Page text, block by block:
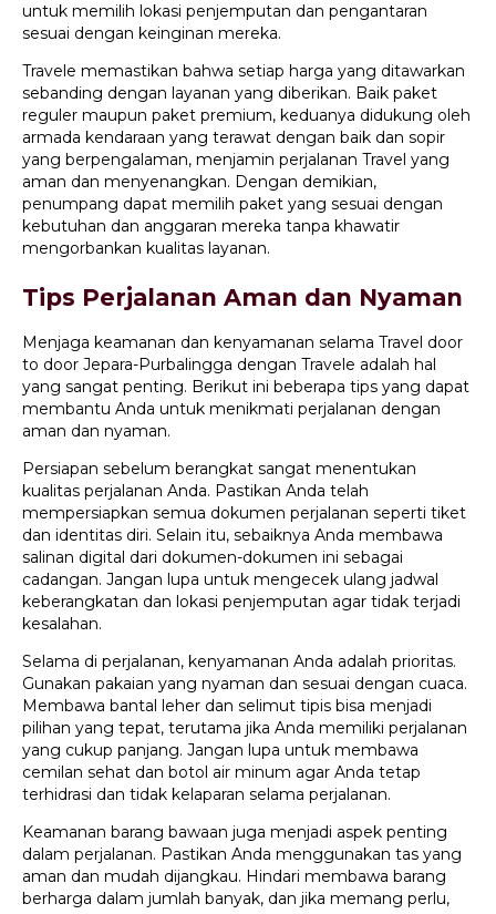
untuk memilih lokasi penjemputan dan pengantaran
sesuai dengan keinginan mereka.
Travele memastikan bahwa setiap harga yang ditawarkan
sebanding dengan layanan yang diberikan. Baik paket
reguler maupun paket premium, keduanya didukung oleh
armada kendaraan yang terawat dengan baik dan sopir
yang berpengalaman, menjamin perjalanan Travel yang
aman dan menyenangkan. Dengan demikian,
penumpang dapat memilih paket yang sesuai dengan
kebutuhan dan anggaran mereka tanpa khawatir
mengorbankan kualitas layanan.
Tips Perjalanan Aman dan Nyaman
Menjaga keamanan dan kenyamanan selama Travel door
to door Jepara-Purbalingga dengan Travele adalah hal
yang sangat penting. Berikut ini beberapa tips yang dapat
membantu Anda untuk menikmati perjalanan dengan
aman dan nyaman.
Persiapan sebelum berangkat sangat menentukan
kualitas perjalanan Anda. Pastikan Anda telah
mempersiapkan semua dokumen perjalanan seperti tiket
dan identitas diri. Selain itu, sebaiknya Anda membawa
salinan digital dari dokumen-dokumen ini sebagai
cadangan. Jangan lupa untuk mengecek ulang jadwal
keberangkatan dan lokasi penjemputan agar tidak terjadi
kesalahan.
Selama di perjalanan, kenyamanan Anda adalah prioritas.
Gunakan pakaian yang nyaman dan sesuai dengan cuaca.
Membawa bantal leher dan selimut tipis bisa menjadi
pilihan yang tepat, terutama jika Anda memiliki perjalanan
yang cukup panjang. Jangan lupa untuk membawa
cemilan sehat dan botol air minum agar Anda tetap
terhidrasi dan tidak kelaparan selama perjalanan.
Keamanan barang bawaan juga menjadi aspek penting
dalam perjalanan. Pastikan Anda menggunakan tas yang
aman dan mudah dijangkau. Hindari membawa barang
berharga dalam jumlah banyak, dan jika memang perlu,